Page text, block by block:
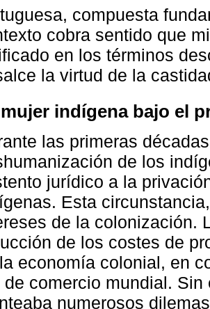
compuesta
cobra sentido que
en los términos
la virtud de la
indígena bajo el
las primeras
de los
jurídico a la
Esta
de la colonización.
de los costes de
economía colonial, en
de comercio mundial.
numerosos